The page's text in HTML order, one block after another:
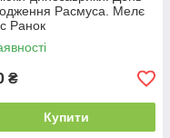
Расмуса. Мелє
Ранок
₴
Купити